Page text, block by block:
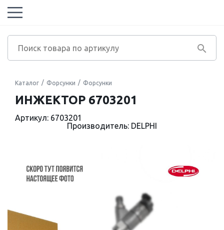
Каталог Форсунки Форсунки
ИНЖЕКТОР 6703201
Артикул: 6703201
Производитель: DELPHI